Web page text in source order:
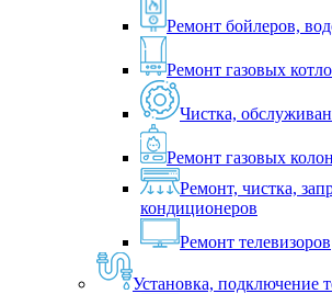
Ремонт бойлеров,
Ремонт газовых
Чистка,
Ремонт газовых
Ремонт, чистка,
кондиционеров
Ремонт телевизоров
Установка, подключение